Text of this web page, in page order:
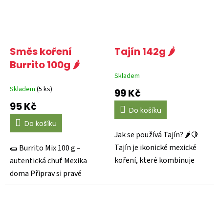
Směs koření
Burrito 100g 🌶️
Skladem (5 ks)
95 Kč
Do košíku
🌯 Burrito Mix 100 g –
autentická chuť Mexika
doma Připrav si pravé
mexické burrito jako z
Tajín 142g 🌶️
Skladem
99 Kč
Do košíku
Jak se používá Tajín? 🌶🍋
Tajín je ikonické mexické
koření, které kombinuje